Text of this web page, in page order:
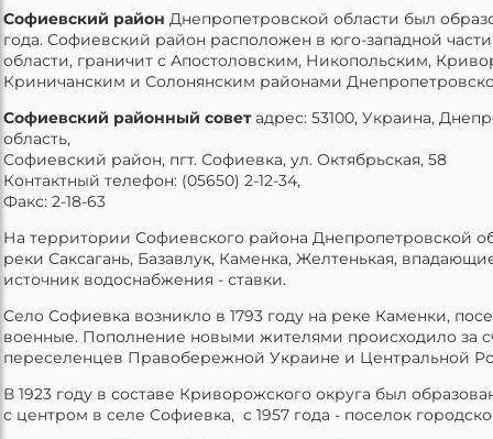
Софиевский район Днепропетровской области был
года. Софиевский район расположен в юго-западной
области, граничит с Апостоловским, Никопольским,
Криничанским и Солонянским районами
Софиевский районный советадрес: 53100, Украина,
область,
Софиевский район, пгт. Софиевка, ул. Октябрьская, 58
Контактный телефон: (05650) 2-12-34,
Факс: 2-18-63
На территории Софиевского района Днепропетровской
реки Саксагань, Базавлук, Каменка, Желтенькая,
источник водоснабжения - ставки.
Село Софиевка возникло в 1793 году на реке Каменки,
военные. Пополнение новыми жителями происходило за
переселенцев Правобережной Украине и Центральной
В 1923 году в составе Криворожского округа был
с центром в селе Софиевка, с 1957 года - поселок